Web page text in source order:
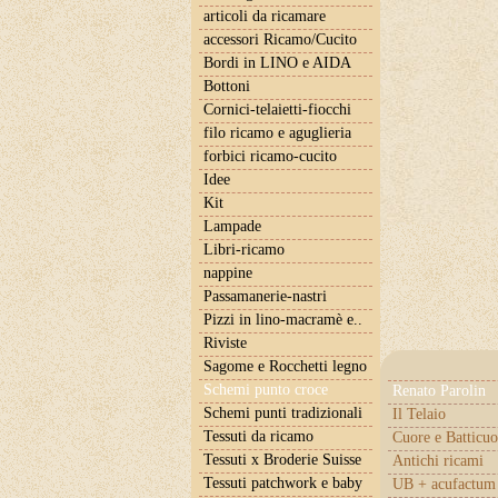
articoli da ricamare
accessori Ricamo/Cucito
Bordi in LINO e AIDA
Bottoni
Cornici-telaietti-fiocchi
filo ricamo e aguglieria
forbici ricamo-cucito
Idee
Kit
Lampade
Libri-ricamo
nappine
Passamanerie-nastri
Pizzi in lino-macramè e..
Riviste
Sagome e Rocchetti legno
Schemi punto croce
Renato Parolin
Il Telaio
Cuore e
Antichi ricami
UB +
Schemi punti tradizionali
Tessuti da ricamo
Tessuti x Broderie Suisse
Tessuti patchwork e baby